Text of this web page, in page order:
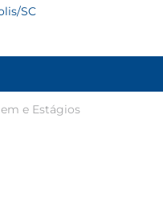
SC
e Estágios